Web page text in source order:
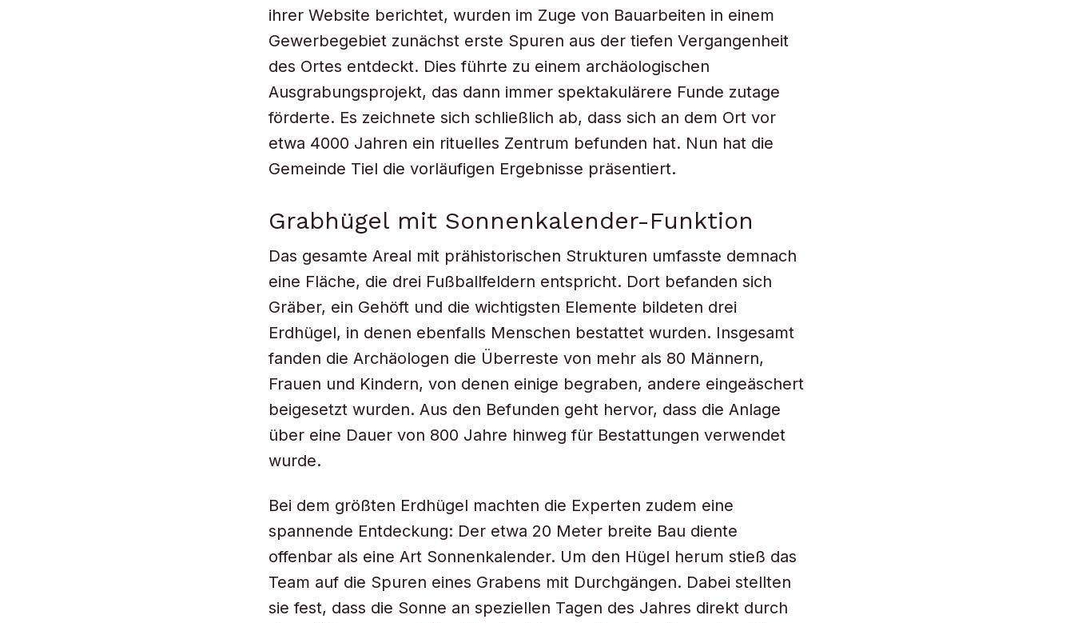
ihrer Website berichtet, wurden im Zuge von Bauarbeiten in einem
Gewerbegebiet zunächst erste Spuren aus der tiefen Vergangenheit
des Ortes entdeckt. Dies führte zu einem archäologischen
Ausgrabungsprojekt, das dann immer spektakulärere Funde zutage
förderte. Es zeichnete sich schließlich ab, dass sich an dem Ort vor
etwa 4000 Jahren ein rituelles Zentrum befunden hat. Nun hat die
Gemeinde Tiel die vorläufigen Ergebnisse präsentiert.
Grabhügel mit Sonnenkalender-Funktion
Das gesamte Areal mit prähistorischen Strukturen umfasste demnach
eine Fläche, die drei Fußballfeldern entspricht. Dort befanden sich
Gräber, ein Gehöft und die wichtigsten Elemente bildeten drei
Erdhügel, in denen ebenfalls Menschen bestattet wurden. Insgesamt
fanden die Archäologen die Überreste von mehr als 80 Männern,
Frauen und Kindern, von denen einige begraben, andere eingeäschert
beigesetzt wurden. Aus den Befunden geht hervor, dass die Anlage
über eine Dauer von 800 Jahre hinweg für Bestattungen verwendet
wurde.
Bei dem größten Erdhügel machten die Experten zudem eine
spannende Entdeckung: Der etwa 20 Meter breite Bau diente
offenbar als eine Art Sonnenkalender. Um den Hügel herum stieß das
Team auf die Spuren eines Grabens mit Durchgängen. Dabei stellten
sie fest, dass die Sonne an speziellen Tagen des Jahres direkt durch